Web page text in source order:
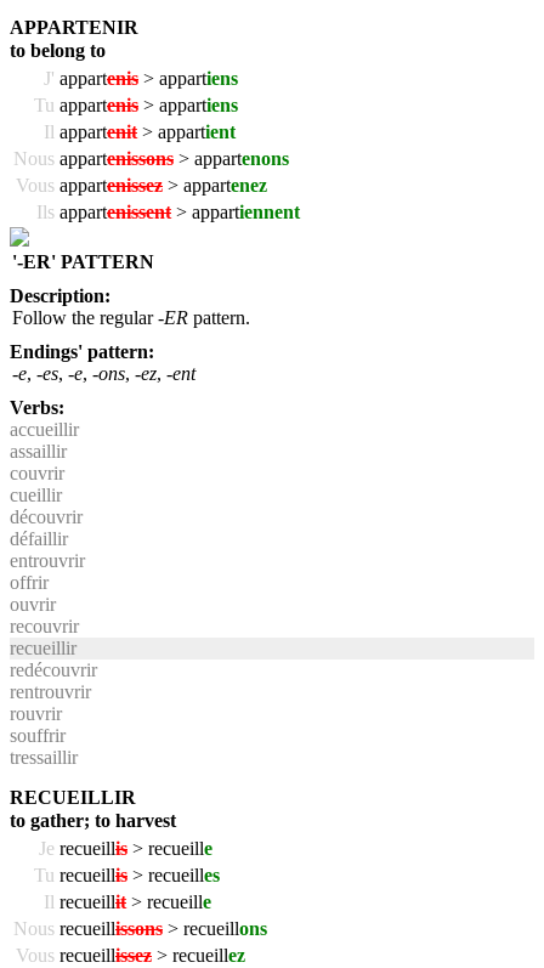
APPARTENIR
to belong to
J' appartenis > appartiens
Tu appartenis > appartiens
Il appartenit > appartient
Nous appartenissons > appartenons
Vous appartenissez > appartenez
Ils appartenissent > appartiennent
'-ER' PATTERN
Description:
Follow the regular-ER pattern.
Endings' pattern:
-e, -es, -e, -ons, -ez, -ent
Verbs:
accueillir
assaillir
couvrir
cueillir
découvrir
défaillir
entrouvrir
offrir
ouvrir
recouvrir
recueillir
redécouvrir
rentrouvrir
rouvrir
souffrir
tressaillir
RECUEILLIR
to gather; to harvest
Je recueillis > recueille
Tu recueillis > recueilles
Il recueillit > recueille
Nous recueillissons > recueillons
Vous recueillissez > recueillez